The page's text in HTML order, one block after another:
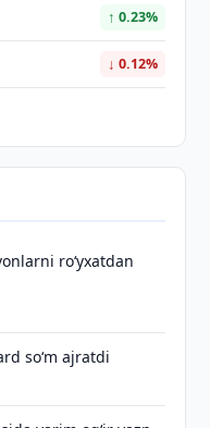
↑ 0.23%
↓ 0.12%
ro‘yxatdan
so‘m ajratdi